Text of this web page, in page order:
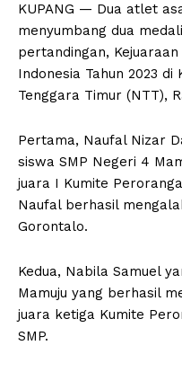
KUPANG — Dua atlet
menyumbang dua
pertandingan,
Indonesia Tahun 2023 di
Tenggara Timur (NTT),
Pertama, Naufal Nizar
siswa SMP Negeri 4
juara I Kumite
Naufal berhasil
Gorontalo.
Kedua, Nabila Samuel
Mamuju yang berhasil
juara ketiga Kumite
SMP.